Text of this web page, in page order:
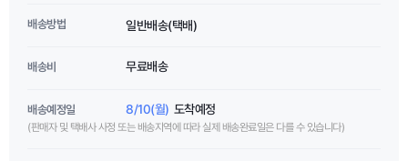
배송방법 일반배송(택배)
배송비 무료배송
배송예정일 8/10(월) 도착예정
(판매자 및 택배사 사정 또는 배송지역에 따라 실제 배송완료일은 다를 수 있습니다)